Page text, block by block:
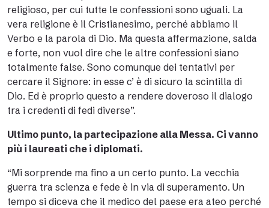
religioso, per cui tutte le confessioni sono uguali. La
vera religione è il Cristianesimo, perché abbiamo il
Verbo e la parola di Dio. Ma questa affermazione, salda
e forte, non vuol dire che le altre confessioni siano
totalmente false. Sono comunque dei tentativi per
cercare il Signore: in esse c’ è di sicuro la scintilla di
Dio. Ed è proprio questo a rendere doveroso il dialogo
tra i credenti di fedi diverse”.
Ultimo punto, la partecipazione alla Messa. Ci vanno
più i laureati che i diplomati.
“Mi sorprende ma fino a un certo punto. La vecchia
guerra tra scienza e fede è in via di superamento. Un
tempo si diceva che il medico del paese era ateo perché